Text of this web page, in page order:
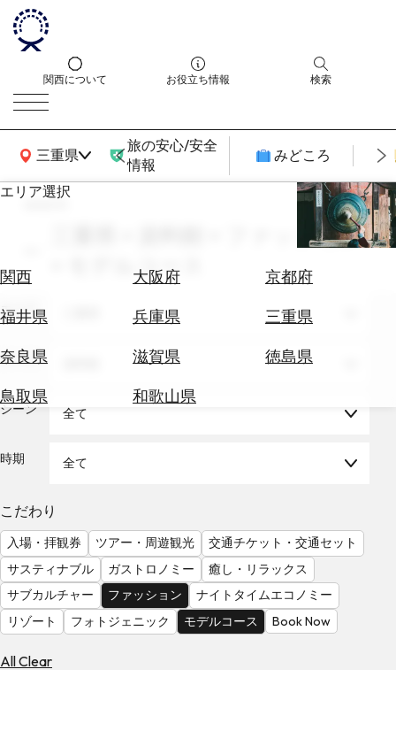
関西について お役立ち情報 検索
三重県
関西広域MAP
旅の安心/安全
情報
みどころ
エリア選択
関西 大阪府
京都府
福井県
兵庫県
三重県
奈良県
滋賀県
徳島県
鳥取県
和歌山県
エ
券
テ
を
る
気
を
見
る
search
三重県 × 資料館 × ファッション
× モデルコース
エリア
テーマ
シーン 全て
時期 全て
こだわり
入場・拝観券 ツアー・周遊観光
交通チケット・交通セット
サスティナブル
ガストロノミー
癒し・リラックス
サブカルチャー
ファッション
ナイトタイムエコノミー
リゾート
フォトジェニック モデルコース Book Now
All Clear